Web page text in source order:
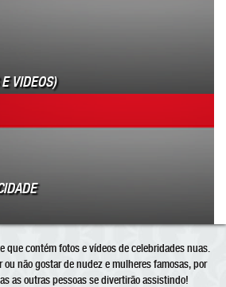
VIDEOS)
que contém fotos e vídeos de celebridades nuas.
ou não gostar de nudez e mulheres famosas, por
as outras pessoas se divertirão assistindo!